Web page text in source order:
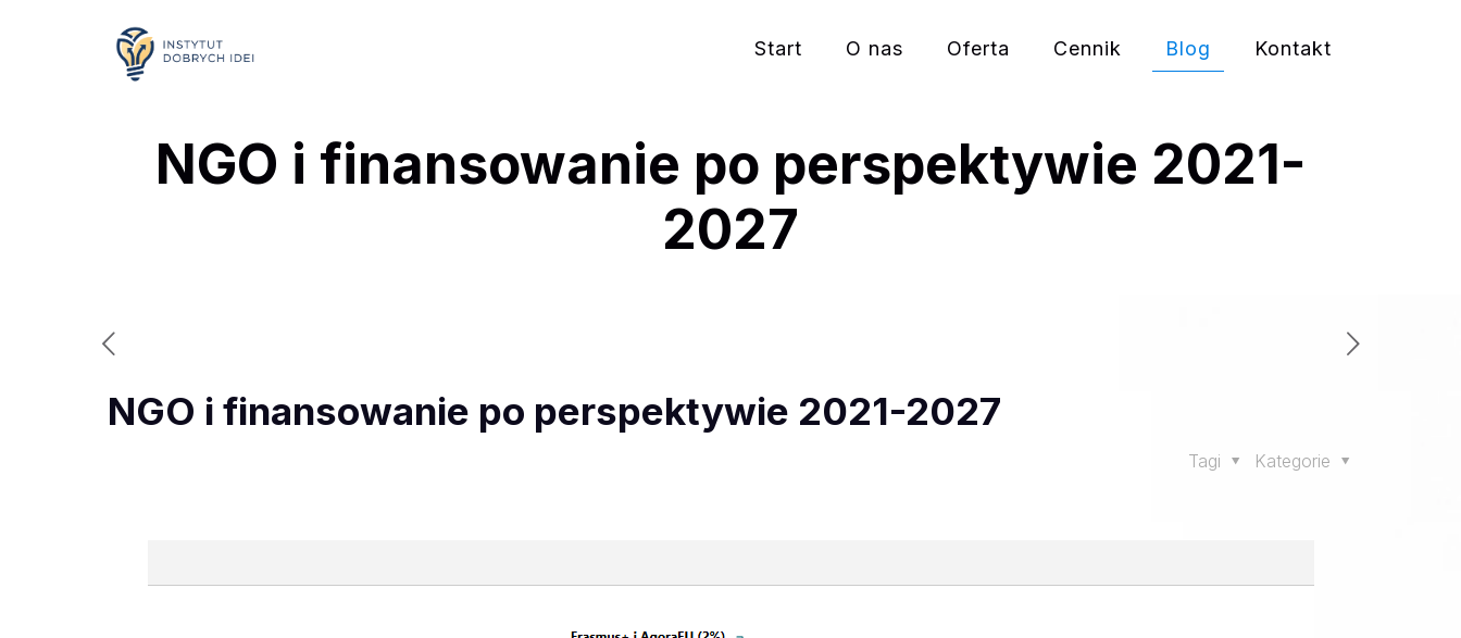
Start O nas Oferta Cennik Blog Kontakt
NGO i finansowanie po perspektywie 2021-
2027
NGO i finansowanie po perspektywie 2021-2027
Kategorie
Tagi